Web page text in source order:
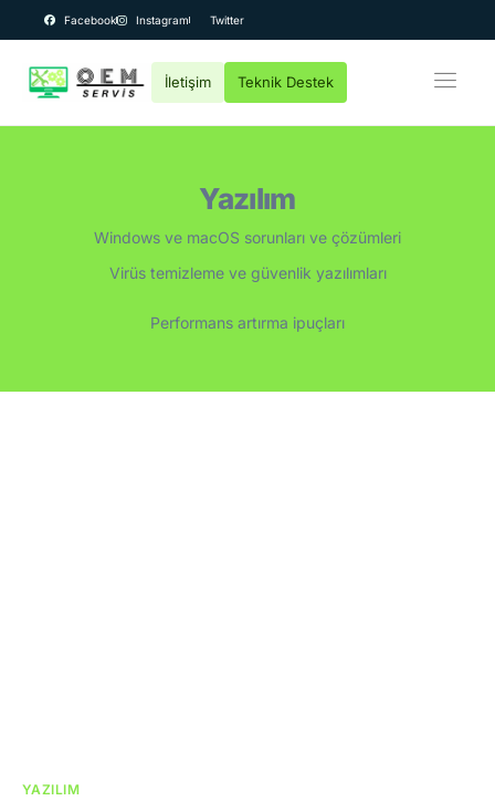
Facebook Instagram Twitter
OEM Bilgisayar
İletişim Teknik Destek
Yazılım
Windows ve macOS sorunları ve çözümleri
Virüs temizleme ve güvenlik yazılımları
Performans artırma ipuçları
YAZILIM